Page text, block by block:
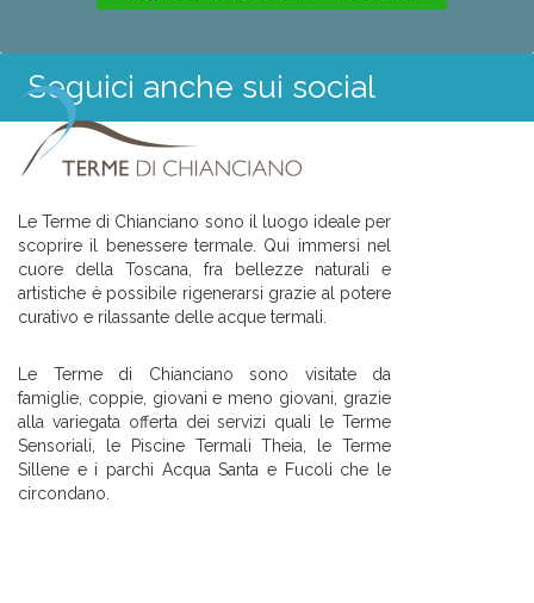
Seguici anche sui social
Le Terme di Chianciano sono il luogo ideale per
scoprire il benessere termale. Qui immersi nel
cuore della Toscana, fra bellezze naturali e
artistiche è possibile rigenerarsi grazie al potere
curativo e rilassante delle acque termali.
Le Terme di Chianciano sono visitate da
famiglie, coppie, giovani e meno giovani, grazie
alla variegata offerta dei servizi quali le Terme
Sensoriali, le Piscine Termali Theia, le Terme
Sillene e i parchi Acqua Santa e Fucoli che le
circondano.